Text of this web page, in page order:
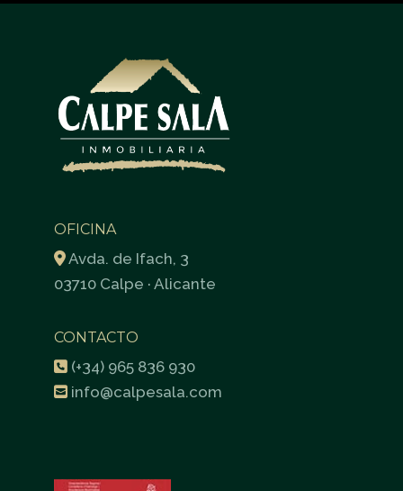
OFICINA
Avda. de Ifach, 3
03710 Calpe · Alicante
CONTACTO
(+34) 965 836 930
info@calpesala.com